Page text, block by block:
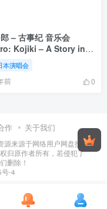
– 古事纪 音乐会
Kojiki – A Story in
1997 方屏 [DVD ISO
本演唱会
前 0
作 关于我们
源来源于网络用户网盘投
归原作者所有，若侵犯了
删除！
-4